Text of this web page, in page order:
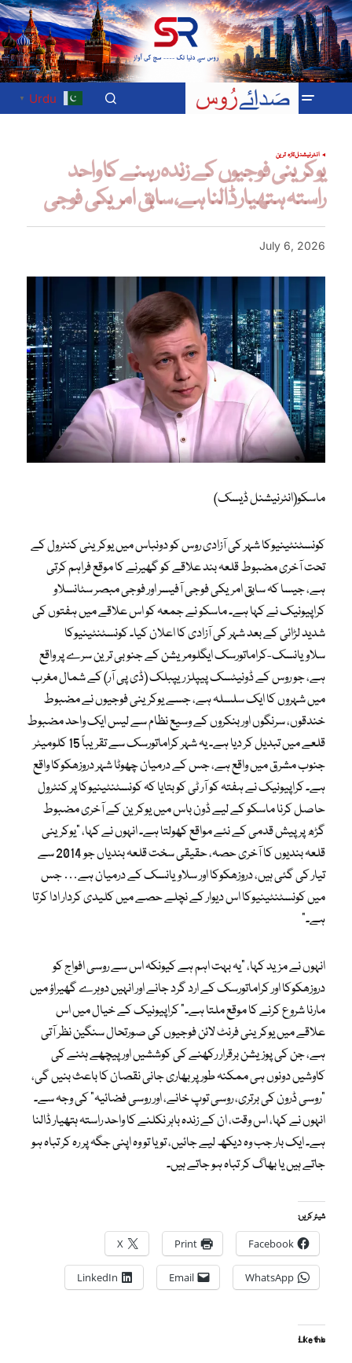
Urdu
▼
انٹرنیشنلتازہ ترین
یوکرینی فوجیوں کے زندہ رہنے کا واحد
راستہ ہتھیار ڈالنا ہے، سابق امریکی فوجی
July 6, 2026
ماسکو(انٹرنیشنل ڈیسک)
کونسٹنٹینیوکا شہر کی آزادی روس کو دونباس میں یوکرینی کنٹرول کے
تحت آخری مضبوط قلعہ بند علاقے کو گھیرنے کا موقع فراہم کرتی
ہے، جیسا کہ سابق امریکی فوجی آفیسر اور فوجی مبصر سٹانسلاو
کراپیونیک نے کہا ہے۔ ماسکو نے جمعہ کو اس علاقے میں ہفتوں کی
شدید لڑائی کے بعد شہر کی آزادی کا اعلان کیا۔ کونسٹنٹینیوکا
سلاویانسک-کراماتورسک ایگلومریشن کے جنوبی ترین سرے پر واقع
ہے، جو روس کے ڈونیٹسک پیپلز ریپبلک (ڈی پی آر) کے شمال مغرب
میں شہروں کا ایک سلسلہ ہے، جسے یوکرینی فوجیوں نے مضبوط
خندقوں، سرنگوں اور بنکروں کے وسیع نظام سے لیس ایک واحد مضبوط
قلعے میں تبدیل کر دیا ہے۔ یہ شہر کراماتورسک سے تقریباً 15 کلومیٹر
جنوب مشرق میں واقع ہے، جس کے درمیان چھوٹا شہر دروزھکوکا واقع
ہے۔ کراپیونیک نے ہفتہ کو آر ٹی کو بتایا کہ کونسٹنٹینیوکا پر کنٹرول
حاصل کرنا ماسکو کے لیے ڈون باس میں یوکرین کے آخری مضبوط
گڑھ پر پیش قدمی کے نئے مواقع کھولتا ہے۔ انہوں نے کہا، “یوکرینی
قلعہ بندیوں کا آخری حصہ، حقیقی سخت قلعہ بندیاں جو 2014 سے
تیار کی گئی ہیں، دروزھکوکا اور سلاویانسک کے درمیان ہے… جس
میں کونسٹنٹینیوکا اس دیوار کے نچلے حصے میں کلیدی کردار ادا کرتا
ہے۔”
انہوں نے مزید کہا، “یہ بہت اہم ہے کیونکہ اس سے روسی افواج کو
دروزھکوکا اور کراماتورسک کے ارد گرد جانے اور انہیں دوہرے گھیراؤ میں
مارنا شروع کرنے کا موقع ملتا ہے۔” کراپیونیک کے خیال میں اس
علاقے میں یوکرینی فرنٹ لائن فوجیوں کی صورتحال سنگین نظر آتی
ہے، جن کی پوزیشن برقرار رکھنے کی کوششیں اور پیچھے ہٹنے کی
کاوشیں دونوں ہی ممکنہ طور پر بھاری جانی نقصان کا باعث بنیں گی،
“روسی ڈرون کی برتری، روسی توپ خانے، اور روسی فضائیہ” کی وجہ سے۔
انہوں نے کہا، اس وقت، ان کے زندہ باہر نکلنے کا واحد راستہ ہتھیار ڈالنا
ہے۔ ایک بار جب وہ دیکھ لیے جائیں، تو یا تو وہ اپنی جگہ پر رہ کر تباہ ہو
جاتے ہیں یا بھاگ کر تباہ ہو جاتے ہیں۔
شیئر کریں:
Facebook
Print
X
WhatsApp
Email
LinkedIn
Like this: